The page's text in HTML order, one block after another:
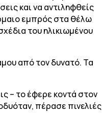
και να αντιληφθείς
εμπρός στα θέλω
του ηλικιωμένου
από τον δυνατό. Τα
– το έφερε κοντά στον
πέρασε πινελιές